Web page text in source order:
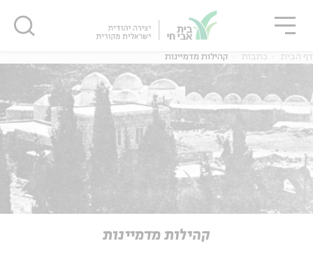
אנגלית נוער
דף הבית כתבות קהילות מדמיינות
קהילות מדמיינות
סגור